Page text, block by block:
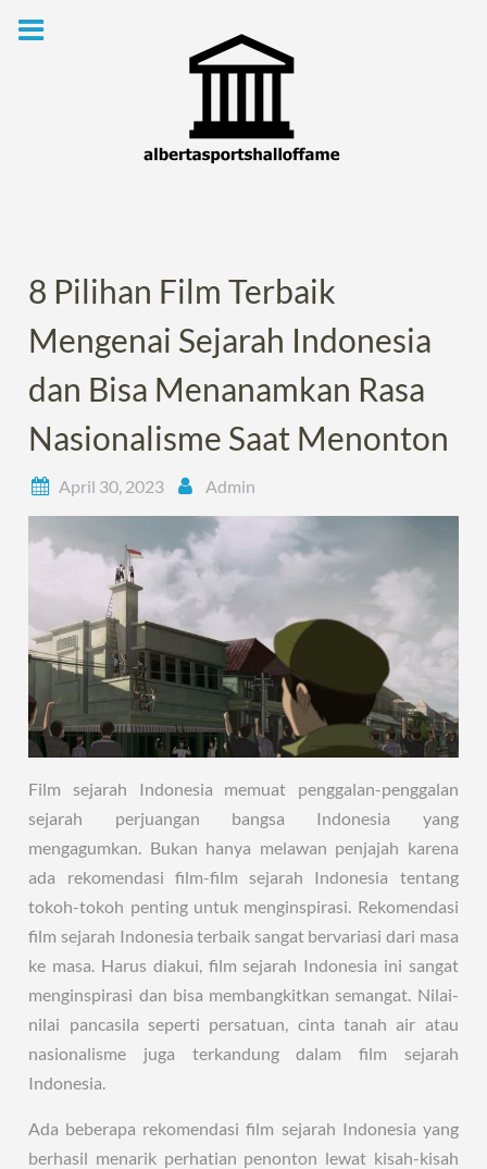
8 Pilihan Film Terbaik
Mengenai Sejarah Indonesia
dan Bisa Menanamkan Rasa
Nasionalisme Saat Menonton
April 30, 2023 Admin
Film sejarah Indonesia memuat penggalan-penggalan
sejarah perjuangan bangsa Indonesia yang
mengagumkan. Bukan hanya melawan penjajah karena
ada rekomendasi film-film sejarah Indonesia tentang
tokoh-tokoh penting untuk menginspirasi. Rekomendasi
film sejarah Indonesia terbaik sangat bervariasi dari masa
ke masa. Harus diakui, film sejarah Indonesia ini sangat
menginspirasi dan bisa membangkitkan semangat. Nilai-
nilai pancasila seperti persatuan, cinta tanah air atau
nasionalisme juga terkandung dalam film sejarah
Indonesia.
Ada beberapa rekomendasi film sejarah Indonesia yang
berhasil menarik perhatian penonton lewat kisah-kisah